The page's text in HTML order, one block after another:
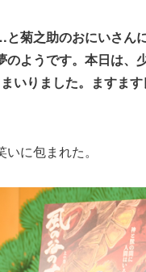
菊之助のおにいさん
ようです。本日は、
いりました。ますま
に包まれた。